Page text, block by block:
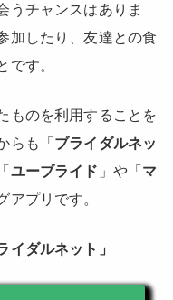
うチャンスはありま
加したり、友達との食
です。
ものを利用することを
らも「 ブライダルネッ
ユーブライド 」や「 マ
アプリです。
イダルネット」